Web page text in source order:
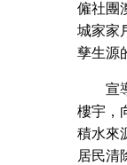
僱社團
城家家
孳生源
宣
樓宇，
積水來
居民清